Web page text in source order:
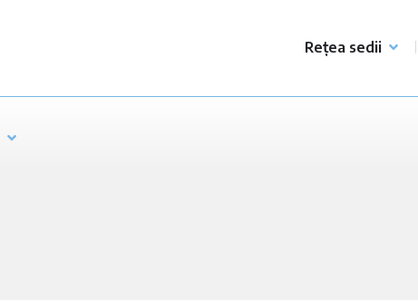
Rețea sedii